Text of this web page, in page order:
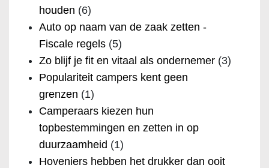
houden (6)
Auto op naam van de zaak zetten -
Fiscale regels (5)
Zo blijf je fit en vitaal als ondernemer (3)
Populariteit campers kent geen
grenzen (1)
Camperaars kiezen hun
topbestemmingen en zetten in op
duurzaamheid (1)
Hoveniers hebben het drukker dan ooit